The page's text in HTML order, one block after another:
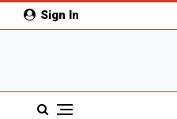
Sign In